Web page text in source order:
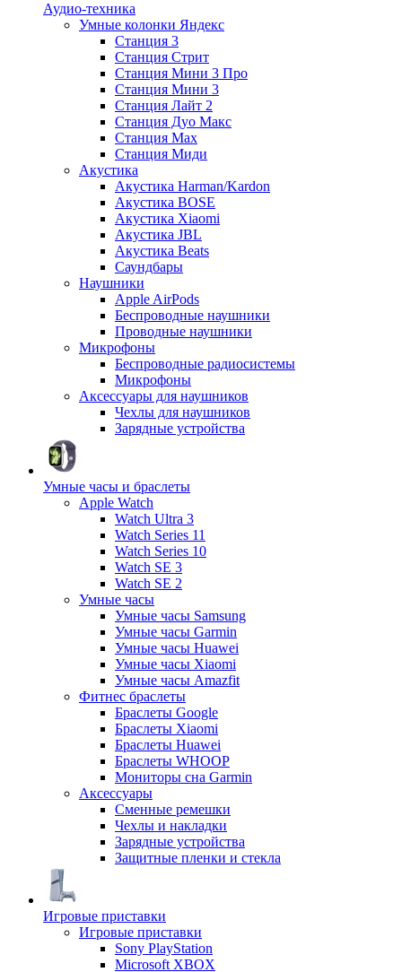
Аудио-техника
Умные колонки Яндекс
Станция 3
Станция Стрит
Станция Мини 3 Про
Станция Мини 3
Станция Лайт 2
Станция Дуо Макс
Станция Max
Станция Миди
Акустика
Акустика Harman/Kardon
Акустика BOSE
Акустика Xiaomi
Акустика JBL
Акустика Beats
Саундбары
Наушники
Apple AirPods
Беспроводные наушники
Проводные наушники
Микрофоны
Беспроводные радиосистемы
Микрофоны
Аксессуары для наушников
Чехлы для наушников
Зарядные устройства
Умные часы и браслеты
Apple Watch
Watch Ultra 3
Watch Series 11
Watch Series 10
Watch SE 3
Watch SE 2
Умные часы
Умные часы Samsung
Умные часы Garmin
Умные часы Huawei
Умные часы Xiaomi
Умные часы Amazfit
Фитнес браслеты
Браслеты Google
Браслеты Xiaomi
Браслеты Huawei
Браслеты WHOOP
Мониторы сна Garmin
Аксессуары
Сменные ремешки
Чехлы и накладки
Зарядные устройства
Защитные пленки и стекла
Игровые приставки
Игровые приставки
Sony PlayStation
Microsoft XBOX